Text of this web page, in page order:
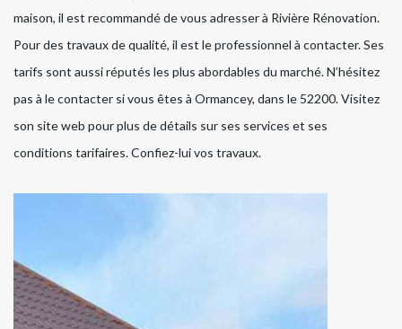
maison, il est recommandé de vous adresser à Rivière Rénovation.
Pour des travaux de qualité, il est le professionnel à contacter. Ses
tarifs sont aussi réputés les plus abordables du marché. N’hésitez
pas à le contacter si vous êtes à Ormancey, dans le 52200. Visitez
son site web pour plus de détails sur ses services et ses
conditions tarifaires. Confiez-lui vos travaux.